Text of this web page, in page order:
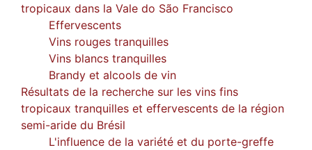
tropicaux dans la Vale do São Francisco
Effervescents
Vins rouges tranquilles
Vins blancs tranquilles
Brandy et alcools de vin
Résultats de la recherche sur les vins fins
tropicaux tranquilles et effervescents de la région
semi-aride du Brésil
L'influence de la variété et du porte-greffe